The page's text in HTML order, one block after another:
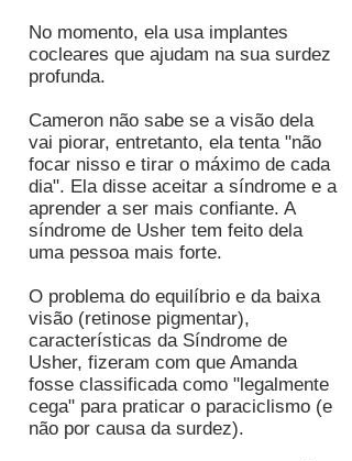
No momento, ela usa implantes
cocleares que ajudam na sua surdez
profunda.
Cameron não sabe se a visão dela
vai piorar, entretanto, ela tenta "não
focar nisso e tirar o máximo de cada
dia". Ela disse aceitar a síndrome e a
aprender a ser mais confiante. A
síndrome de Usher tem feito dela
uma pessoa mais forte.
O problema do equilíbrio e da baixa
visão (retinose pigmentar),
características da Síndrome de
Usher, fizeram com que Amanda
fosse classificada como "legalmente
cega" para praticar o paraciclismo (e
não por causa da surdez).